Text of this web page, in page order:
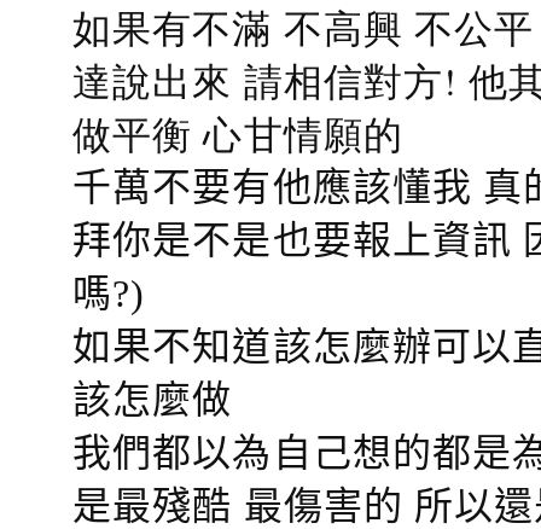
如果有不滿 不高興 不公
達說出來 請相信對方! 他
做平衡 心甘情願的
千萬不要有他應該懂我
拜你是不是也要報上資訊
嗎?)
如果不知道該怎麼辦可以
該怎麼做
我們都以為自己想的都是
是最殘酷 最傷害的 所以